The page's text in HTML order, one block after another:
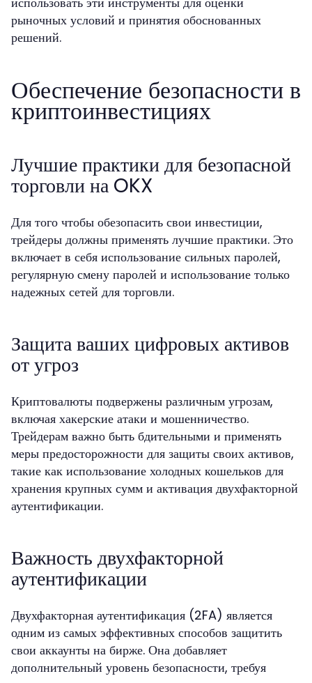
рыночных условий и принятия обоснованных
решений.
Обеспечение безопасности в
криптоинвестициях
Лучшие практики для безопасной
торговли на OKX
Для того чтобы обезопасить свои инвестиции,
трейдеры должны применять лучшие практики. Это
включает в себя использование сильных паролей,
регулярную смену паролей и использование только
надежных сетей для торговли.
Защита ваших цифровых активов
от угроз
Криптовалюты подвержены различным угрозам,
включая хакерские атаки и мошенничество.
Трейдерам важно быть бдительными и применять
меры предосторожности для защиты своих активов,
такие как использование холодных кошельков для
хранения крупных сумм и активация двухфакторной
аутентификации.
Важность двухфакторной
аутентификации
Двухфакторная аутентификация (2FA) является
одним из самых эффективных способов защитить
свои аккаунты на бирже. Она добавляет
дополнительный уровень безопасности, требуя